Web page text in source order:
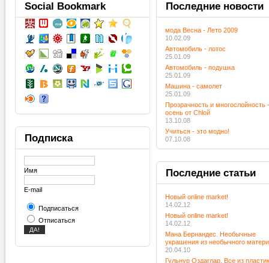
Social Bookmark
Подписка
Имя
E-mail
Подписаться
Отписаться
Последниеновости
мода Весна - Лето 2009
10.02.09
Автомобиль - лотос
25.01.09
Автомобиль - подушка
25.01.09
Машина - самолет
25.01.09
Прозрачность и многослойность -
осень от Chloй
13.10.08
Учиться - это модно!
07.10.08
Последниестатьи
Новый online market!
14.02.12
Новый online market!
14.02.12
Мана Бернандес. Необычные
украшения из необычного
20.04.10
Гульнур Оздаглар. Все из